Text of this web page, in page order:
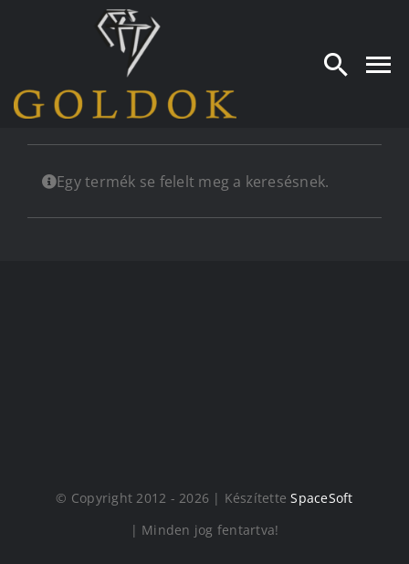
Egy termék se felelt meg a keresésnek.
© Copyright 2012 - 2026 | KészítetteSpaceSoft
| Minden jog fentartva!